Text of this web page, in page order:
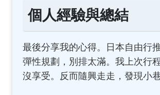
個人經驗與總結
最後分享我的心得。日本自由行
彈性規劃，別排太滿。我上次行
沒享受。反而隨興走走，發現小巷